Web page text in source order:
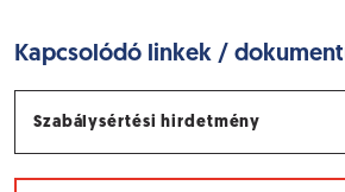
Kapcsolódó linkek /
Szabálysértési hirdetmény